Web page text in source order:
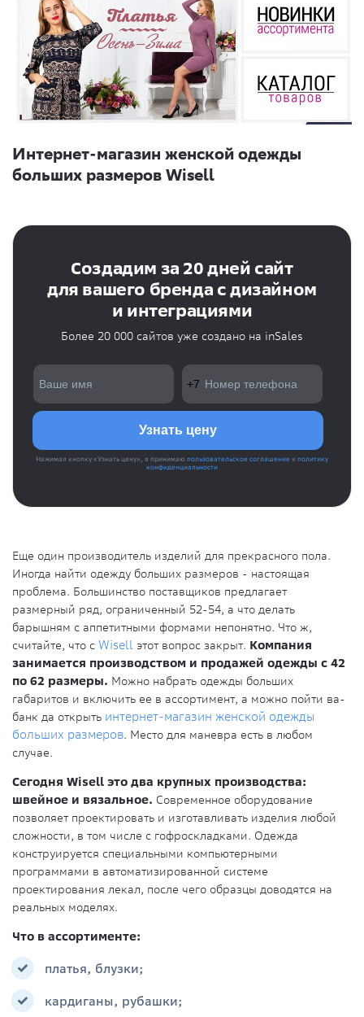
Интернет-магазин женской одежды
больших размеров Wisell
Создадим за 20 дней сайт
для вашего бренда с дизайном
и интеграциями
Более 20 000 сайтов уже создано на inSales
Нажимая кнопку «Узнать цену», я принимаю пользовательское соглашение и политику
конфиденциальности
Еще один производитель изделий для прекрасного пола.
Иногда найти одежду больших размеров - настоящая
проблема. Большинство поставщиков предлагает
размерный ряд, ограниченный 52-54, а что делать
барышням с аппетитными формами непонятно. Что ж,
считайте, что с Wisell этот вопрос закрыт. Компания
занимается производством и продажей одежды с 42
по 62 размеры. Можно набрать одежды больших
габаритов и включить ее в ассортимент, а можно пойти ва-
банк да открыть интернет-магазин женской одежды
больших размеров. Место для маневра есть в любом
случае.
Сегодня Wisell это два крупных производства:
швейное и вязальное. Современное оборудование
позволяет проектировать и изготавливать изделия любой
сложности, в том числе с гофроскладками. Одежда
конструируется специальными компьютерными
программами в автоматизированной системе
проектирования лекал, после чего образцы доводятся на
реальных моделях.
Что в ассортименте:
платья, блузки;
кардиганы, рубашки;